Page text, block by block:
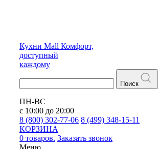
Кухни Mall Комфорт,
доступный
каждому
Поиск
ПН-ВС
с 10:00 до 20:00
8 (800) 302-77-06 8 (499) 348-15-11
КОРЗИНА
0 товаров. Заказать звонок
Меню